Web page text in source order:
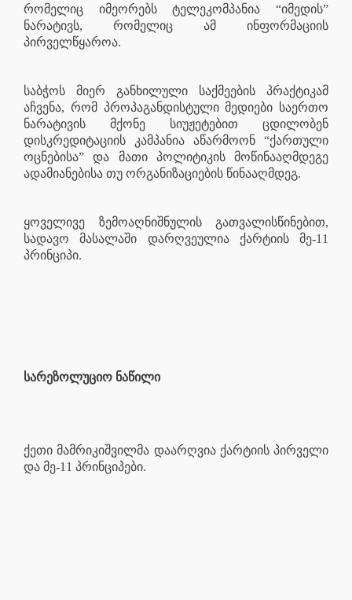
რომელიც იმეორებს ტელეკომპანია “იმედის”
ნარატივს, რომელიც ამ ინფორმაციის
პირველწყაროა.
საბჭოს მიერ განხილული საქმეების პრაქტიკამ
აჩვენა, რომ პროპაგანდისტული მედიები საერთო
ნარატივის მქონე სიუჟეტებით ცდილობენ
დისკრედიტაციის კამპანია აწარმოონ “ქართული
ოცნებისა” და მათი პოლიტიკის მოწინააღმდეგე
ადამიანებისა თუ ორგანიზაციების წინააღმდეგ.
ყოველივე ზემოაღნიშნულის გათვალისწინებით,
სადავო მასალაში დარღვეულია ქარტიის მე-11
პრინციპი.
სარეზოლუციო ნაწილი
ქეთი მამრიკიშვილმა დაარღვია ქარტიის პირველი
და მე-11 პრინციპები.